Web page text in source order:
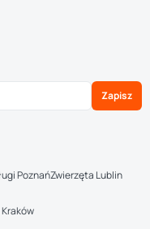
Zapisz
PoznańZwierzęta Lublin